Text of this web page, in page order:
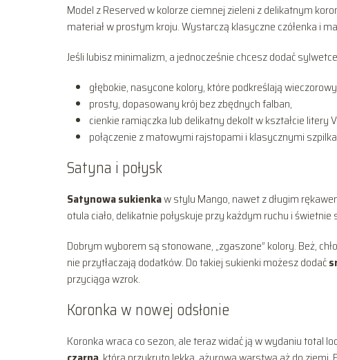
Model z Reserved w kolorze ciemnej zieleni z delikatnym
materiał w prostym kroju. Wystarczą klasyczne czółenka i
Jeśli lubisz minimalizm, a jednocześnie chcesz dodać
głębokie, nasycone kolory, które podkreślają
prosty, dopasowany krój bez zbędnych falban,
cienkie ramiączka lub delikatny dekolt w kształcie litery
połączenie z matowymi rajstopami i klasycznymi
Satyna i połysk
Satynowa sukienkaw stylu Mango, nawet z długim
otula ciało, delikatnie połyskuje przy każdym ruchu i
Dobrym wyborem są stonowane, „zgaszone” kolory. Beż,
nie przytłaczają dodatków. Do takiej sukienki możesz dodać
przyciąga wzrok.
Koronka w nowej odsłonie
Koronka wraca co sezon, ale teraz widać ją w wydaniu total